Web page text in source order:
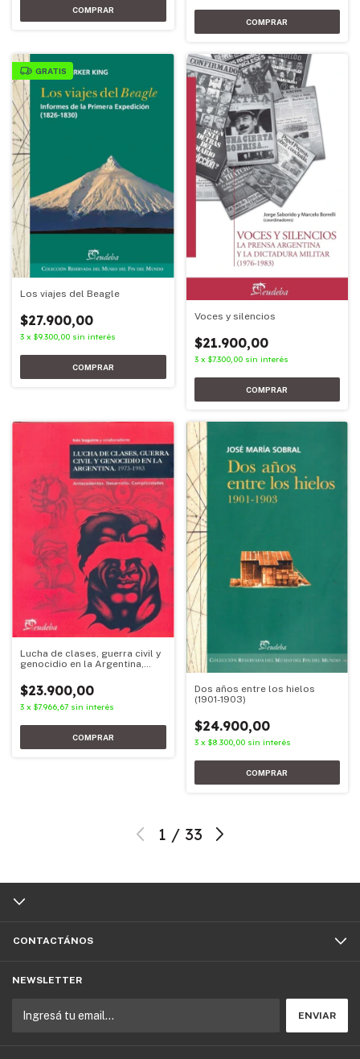
GRATIS
Los viajes del Beagle
$27.900,00
3 x $9.300,00 sin interés
Voces y silencios
$21.900,00
3 x $7.300,00 sin interés
Lucha de clases, guerra civil y
genocidio en la Argentina,
$23.900,00
3 x $7.966,67 sin interés
Dos años entre los hielos
(1901-1903)
$24.900,00
3 x $8.300,00 sin interés
1 / 33
CONTACTÁNOS
NEWSLETTER